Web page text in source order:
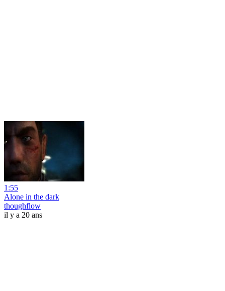
1:55
Alone in the dark
thoughflow
il y a 20 ans